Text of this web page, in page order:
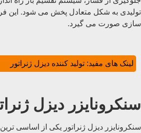
تولیدی به شکل متعادل پخش می شود. این
سازی صورت می گیرد.
لینک های مفید: تولید کننده دیزل ژنراتور
سنکرونایزر دیزل
سنکرونایزر دیزل ژنراتور یکی از اساسی